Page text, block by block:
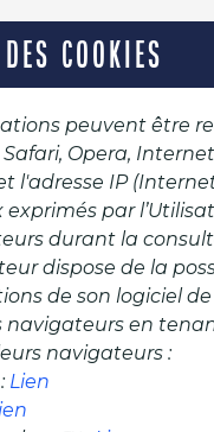
COOKIES
peuvent être
Safari, Opera,
l'adresse IP
exprimés par
durant la
dispose de la
de son logiciel
en
navigateurs :
Lien